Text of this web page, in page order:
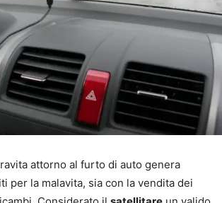
attorno al furto di auto genera
per la malavita, sia con la vendita dei